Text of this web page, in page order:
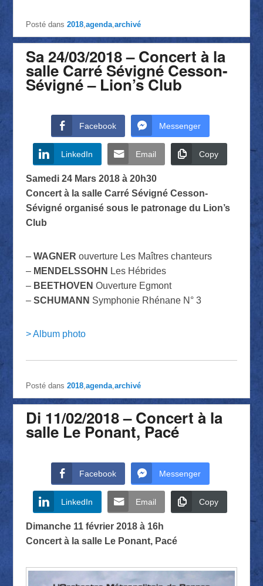
Posté dans 2018, agenda, archivé
Sa 24/03/2018 – Concert à la
salle Carré Sévigné Cesson-
Sévigné – Lion’s Club
Facebook Messenger
LinkedIn Email Copy
Samedi 24 Mars 2018 à 20h30
Concert à la salle Carré Sévigné Cesson-
Sévigné organisé sous le patronage du Lion’s
Club
– WAGNER ouverture Les Maîtres chanteurs
– MENDELSSOHN Les Hébrides
– BEETHOVEN Ouverture Egmont
– SCHUMANN Symphonie Rhénane N° 3
> Album photo
Posté dans 2018,agenda,archivé
Di 11/02/2018 – Concert à la
salle Le Ponant, Pacé
Facebook Messenger
LinkedIn Email Copy
Dimanche 11 février 2018 à 16h
Concert à la salle Le Ponant, Pacé